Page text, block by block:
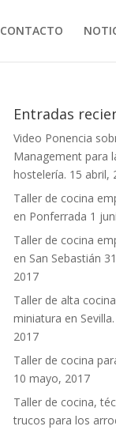
CONTACTO
Entradas
Video Ponencia
Management para
hostelería. 15 abril,
Taller de cocina
en Ponferrada 1
Taller de cocina
en San Sebastián
2017
Taller de alta
miniatura en Sevilla.
2017
Taller de cocina
10 mayo, 2017
Taller de cocina,
trucos para los